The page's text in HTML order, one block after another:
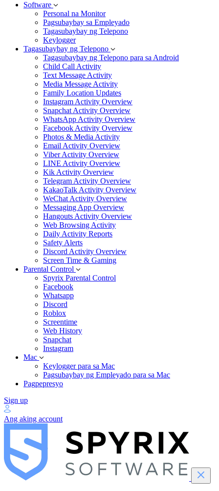
Software
Personal na Monitor
Pagsubaybay sa Empleyado
Tagasubaybay ng Telepono
Keylogger
Tagasubaybay ng Telepono
Tagasubaybay ng Telepono para sa Android
Child Call Activity
Text Message Activity
Media Message Activity
Family Location Updates
Instagram Activity Overview
Snapchat Activity Overview
WhatsApp Activity Overview
Facebook Activity Overview
Photos & Media Activity
Email Activity Overview
Viber Activity Overview
LINE Activity Overview
Kik Activity Overview
Telegram Activity Overview
KakaoTalk Activity Overview
WeChat Activity Overview
Messaging App Overview
Hangouts Activity Overview
Web Browsing Activity
Daily Activity Reports
Safety Alerts
Discord Activity Overview
Screen Time & Gaming
Parental Control
Spyrix Parental Control
Facebook
Whatsapp
Discord
Roblox
Screentime
Web History
Snapchat
Instagram
Mac
Keylogger para sa Mac
Pagsubaybay ng Empleyado para sa Mac
Pagpepresyo
Sign up
Ang aking account